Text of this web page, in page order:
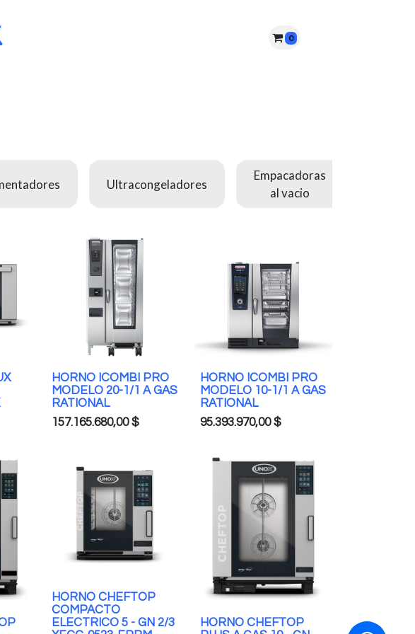
0
Ultracongeladores
Empacadoras
al vacio
HORNO ICOMBI PRO
MODELO 20-1/1 A GAS
RATIONAL
157.165.680,00$
HORNO ICOMBI PRO
MODELO 10-1/1 A GAS
RATIONAL
95.393.970,00$
HORNO CHEFTOP
COMPACTO
ELECTRICO 5 - GN 2/3
HORNO CHEFTOP